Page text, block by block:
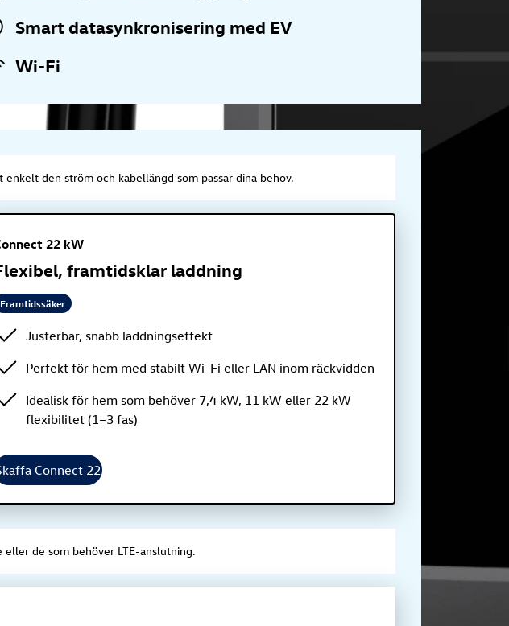
Smart datasynkronisering med EV
Wi-Fi
den ström och kabellängd som passar dina behov.
22 kW
framtidsklar laddning
Framtidssäker
Justerbar, snabb laddningseffekt
Perfekt för hem med stabilt Wi-Fi eller LAN inom räckvidden
Idealisk för hem som behöver 7,4 kW, 11 kW eller 22 kW
flexibilitet (1–3 fas)
Connect 22
de som behöver LTE-anslutning.